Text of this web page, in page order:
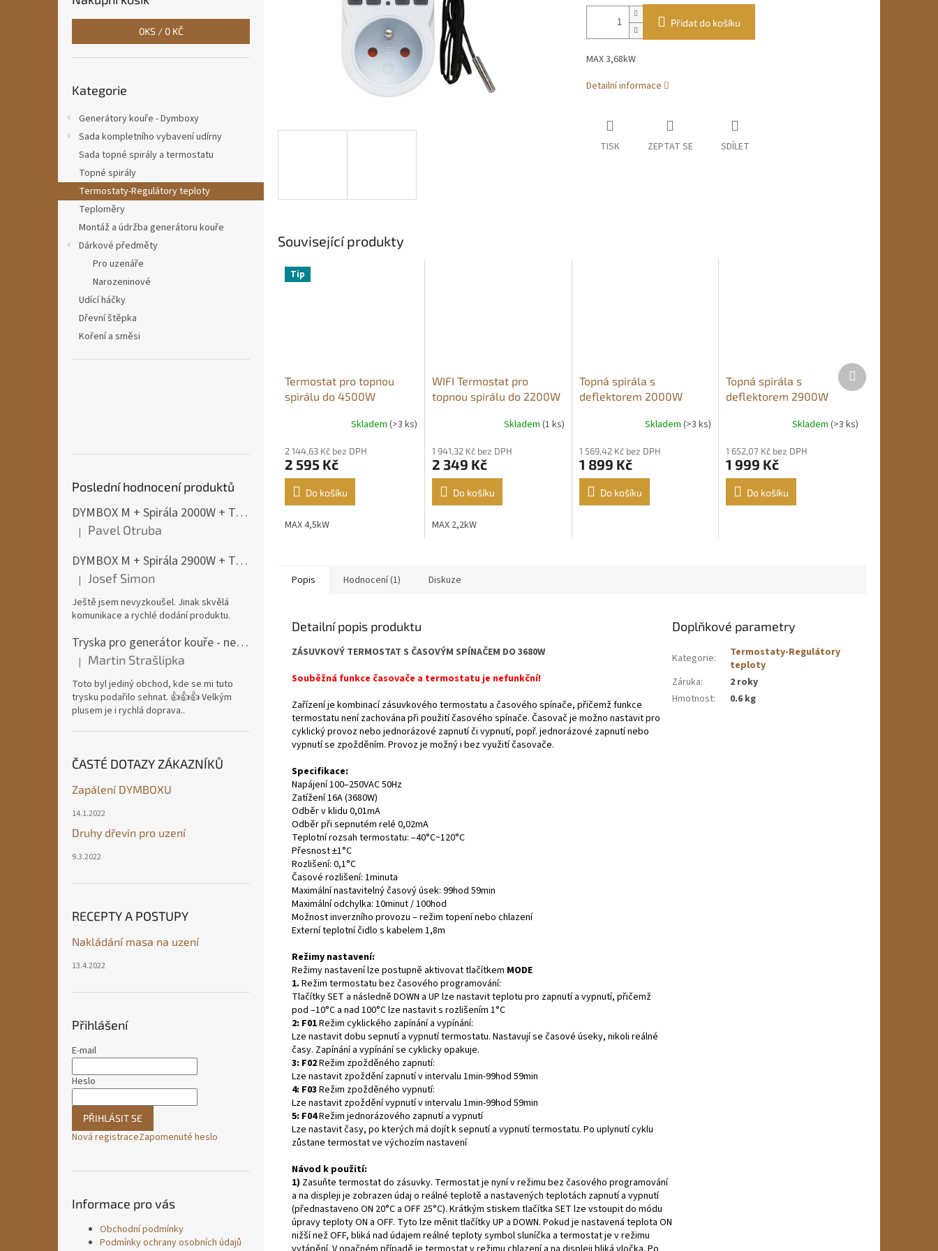
0KS / 0 KČ
kategorie
Kategorie
Generátory kouře - Dymboxy
Sada kompletního vybavení udírny
Sada topné spirály a termostatu
Topné spirály
Termostaty-Regulátory teploty
Teploměry
Montáž a údržba generátoru kouře
Dárkové předměty
Pro uzenáře
Narozeninové
Udící háčky
Dřevní štěpka
Koření a směsi
Poslední hodnocení produktů
DYMBOX M + Spirála 2000W + Termostat do 4500W
Hodnocení produktu je 5 z 5 hvězdiček.
| Pavel Otruba
DYMBOX M + Spirála 2900W + Termostat do 4500W
Hodnocení produktu je 5 z 5 hvězdiček.
| Josef Simon
Ještě jsem nevyzkoušel. Jinak skvělá
komunikace a rychlé dodání produktu.
Tryska pro generátor kouře - nerezová ocel
Hodnocení produktu je 5 z 5 hvězdiček.
| Martin Strašlipka
Toto byl jediný obchod, kde se mi tuto
trysku podařilo sehnat. 👍👍👍 Velkým
plusem je i rychlá doprava..
ČASTÉ DOTAZY ZÁKAZNÍKŮ
Zapálení DYMBOXU
14.1.2022
Druhy dřevin pro uzení
9.3.2022
RECEPTY A POSTUPY
Nakládání masa na uzení
13.4.2022
Přihlášení
E-mail
Heslo
PŘIHLÁSIT SE
Nová registraceZapomenuté heslo
Informace pro vás
Obchodní podmínky
Podmínky ochrany osobních údajů
Přidat do košíku
MAX 3,68kW
Detailní informace
TISK ZEPTAT SE SDÍLET
Související produkty
Tip
Termostat pro topnou
spirálu do 4500W
produktu
je
4,8
5
hvězdiček.
Skladem (>3 ks)
2 144,63 Kč bez DPH
2 595 Kč
Do košíku
MAX 4,5kW
WIFI Termostat pro
topnou spirálu do 2200W
Skladem (1 ks)
1 941,32 Kč bez DPH
2 349 Kč
Do košíku
MAX 2,2kW
Topná spirála s
deflektorem 2000W
produktu
je
5,0
5
Skladem(>3 ks)
1 569,42 Kč bez DPH
1 899 Kč
Do košíku
Topná spirála s
deflektorem 2900W
produktu
je
4,7
5
Skladem(>3 ks)
1 652,07 Kč bez DPH
1 999 Kč
Do košíku
Další
produkt
Popis Hodnocení (1) Diskuze
Detailní popis produktu
ZÁSUVKOVÝ TERMOSTAT S ČASOVÝM SPÍNAČEM DO 3680W
Souběžná funkce časovače a termostatu je nefunkční!
Zařízení je kombinací zásuvkového termostatu a časového spínače, přičemž funkce
termostatu není zachována při použití časového spínače. Časovač je možno nastavit pro
cyklický provoz nebo jednorázové zapnutí či vypnutí, popř. jednorázové zapnutí nebo
vypnutí se zpožděním. Provoz je možný i bez využití časovače.
Specifikace:
Napájení 100–250VAC 50Hz
Zatížení 16A (3680W)
Odběr v klidu 0,01mA
Odběr při sepnutém relé 0,02mA
Teplotní rozsah termostatu: –40°C~120°C
Přesnost ±1°C
Rozlišení: 0,1°C
Časové rozlišení: 1minuta
Maximální nastavitelný časový úsek: 99hod 59min
Maximální odchylka: 10minut / 100hod
Možnost inverzního provozu – režim topení nebo chlazení
Externí teplotní čidlo s kabelem 1,8m
Režimy nastavení:
Režimy nastavení lze postupně aktivovat tlačítkem MODE
1. Režim termostatu bez časového programování:
Tlačítky SET a následně DOWN a UP lze nastavit teplotu pro zapnutí a vypnutí, přičemž
pod –10°C a nad 100°C lze nastavit s rozlišením 1°C
2: F01Režim cyklického zapínání a vypínání:
Lze nastavit dobu sepnutí a vypnutí termostatu. Nastavují se časové úseky, nikoli reálné
časy. Zapínání a vypínání se cyklicky opakuje.
3: F02Režim zpožděného zapnutí:
Lze nastavit zpoždění zapnutí v intervalu 1min-99hod 59min
4: F03 Režim zpožděného vypnutí:
Lze nastavit zpoždění vypnutí v intervalu 1min-99hod 59min
5: F04Režim jednorázového zapnutí a vypnutí
Lze nastavit časy, po kterých má dojít k sepnutí a vypnutí termostatu. Po uplynutí cyklu
zůstane termostat ve výchozím nastavení
Návod k použití:
1) Zasuňte termostat do zásuvky. Termostat je nyní v režimu bez časového programování
a na displeji je zobrazen údaj o reálné teplotě a nastavených teplotách zapnutí a vypnutí
(přednastaveno ON 20°C a OFF 25°C). Krátkým stiskem tlačítka SET lze vstoupit do módu
úpravy teploty ON a OFF. Tyto lze měnit tlačítky UP a DOWN. Pokud je nastavená teplota ON
nižší než OFF, bliká nad údajem reálné teploty symbol sluníčka a termostat je v režimu
Doplňkové parametry
Kategorie:
Termostaty-Regulátory
teploty
Záruka:
2 roky
Hmotnost: 0.6 kg